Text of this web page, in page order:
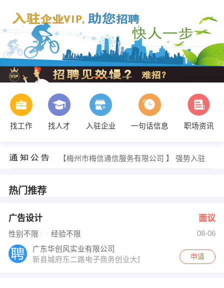
找工作 找人才 入驻企业 一句话信息
职场资讯
【梅州市梅信通信服务有限公司 】 强势入驻
邓生 发布 [安全管理∕安全员 ] 招聘信息
【广育石场】 强势入驻
热门推荐
广告设计 面议
性别不限 经验不限
08-06
广东华创风实业有限公司
新县城府东二路电子商务创业大厦车上龙盘工业楼
申请